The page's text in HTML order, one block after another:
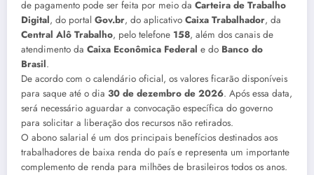
de pagamento pode ser feita por meio da Carteira de Trabalho
Digital, do portal Gov.br, do aplicativo Caixa Trabalhador, da
Central Alô Trabalho, pelo telefone 158, além dos canais de
atendimento da Caixa Econômica Federal e do Banco do
Brasil.
De acordo com o calendário oficial, os valores ficarão disponíveis
para saque até o dia 30 de dezembro de 2026. Após essa data,
será necessário aguardar a convocação específica do governo
para solicitar a liberação dos recursos não retirados.
O abono salarial é um dos principais benefícios destinados aos
trabalhadores de baixa renda do país e representa um importante
complemento de renda para milhões de brasileiros todos os anos.